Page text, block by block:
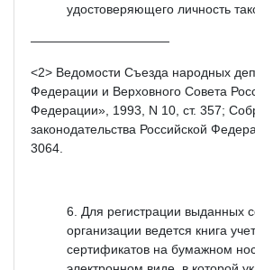
удостоверяющего личность
———————————
<2> Ведомости Съезда народных
Федерации и Верховного Совета
Федерации», 1993, N 10, ст. 357;
законодательства Российской
3064.
Для регистрации выданных
организации ведется книга
сертификатов на бумажном